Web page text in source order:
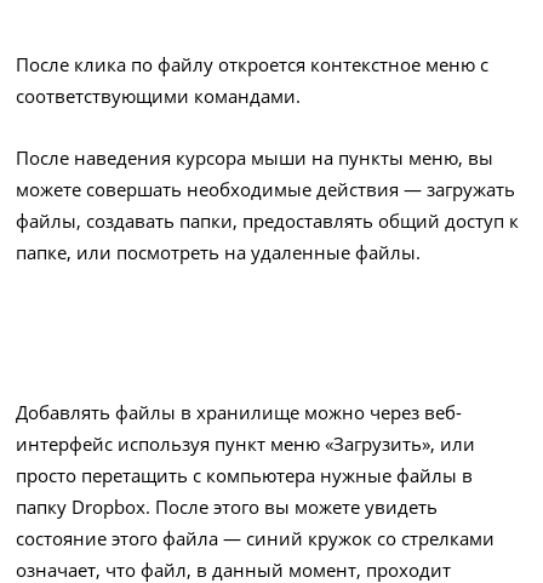
После клика по файлу откроется контекстное меню с
соответствующими командами.
После наведения курсора мыши на пункты меню, вы
можете совершать необходимые действия — загружать
файлы, создавать папки, предоставлять общий доступ к
папке, или посмотреть на удаленные файлы.
Добавлять файлы в хранилище можно через веб-
интерфейс используя пункт меню «Загрузить», или
просто перетащить с компьютера нужные файлы в
папку Dropbox. После этого вы можете увидеть
состояние этого файла — синий кружок со стрелками
означает, что файл, в данный момент, проходит